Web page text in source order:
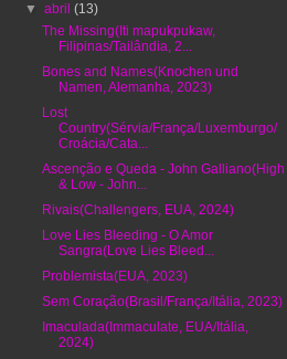
▼abril(13)
The Missing(Iti mapukpukaw,
Filipinas/Tailândia, 2...
Bones and Names(Knochen und
Namen, Alemanha, 2023)
Lost
Country(Sérvia/França/Luxemburgo/
Croácia/Cata...
Ascenção e Queda - John Galliano(High
& Low - John...
Rivais(Challengers, EUA, 2024)
Love Lies Bleeding - O Amor
Sangra(Love Lies Bleed...
Problemista(EUA, 2023)
Sem Coração(Brasil/França/Itália, 2023)
Imaculada(Immaculate, EUA/Itália,
2024)